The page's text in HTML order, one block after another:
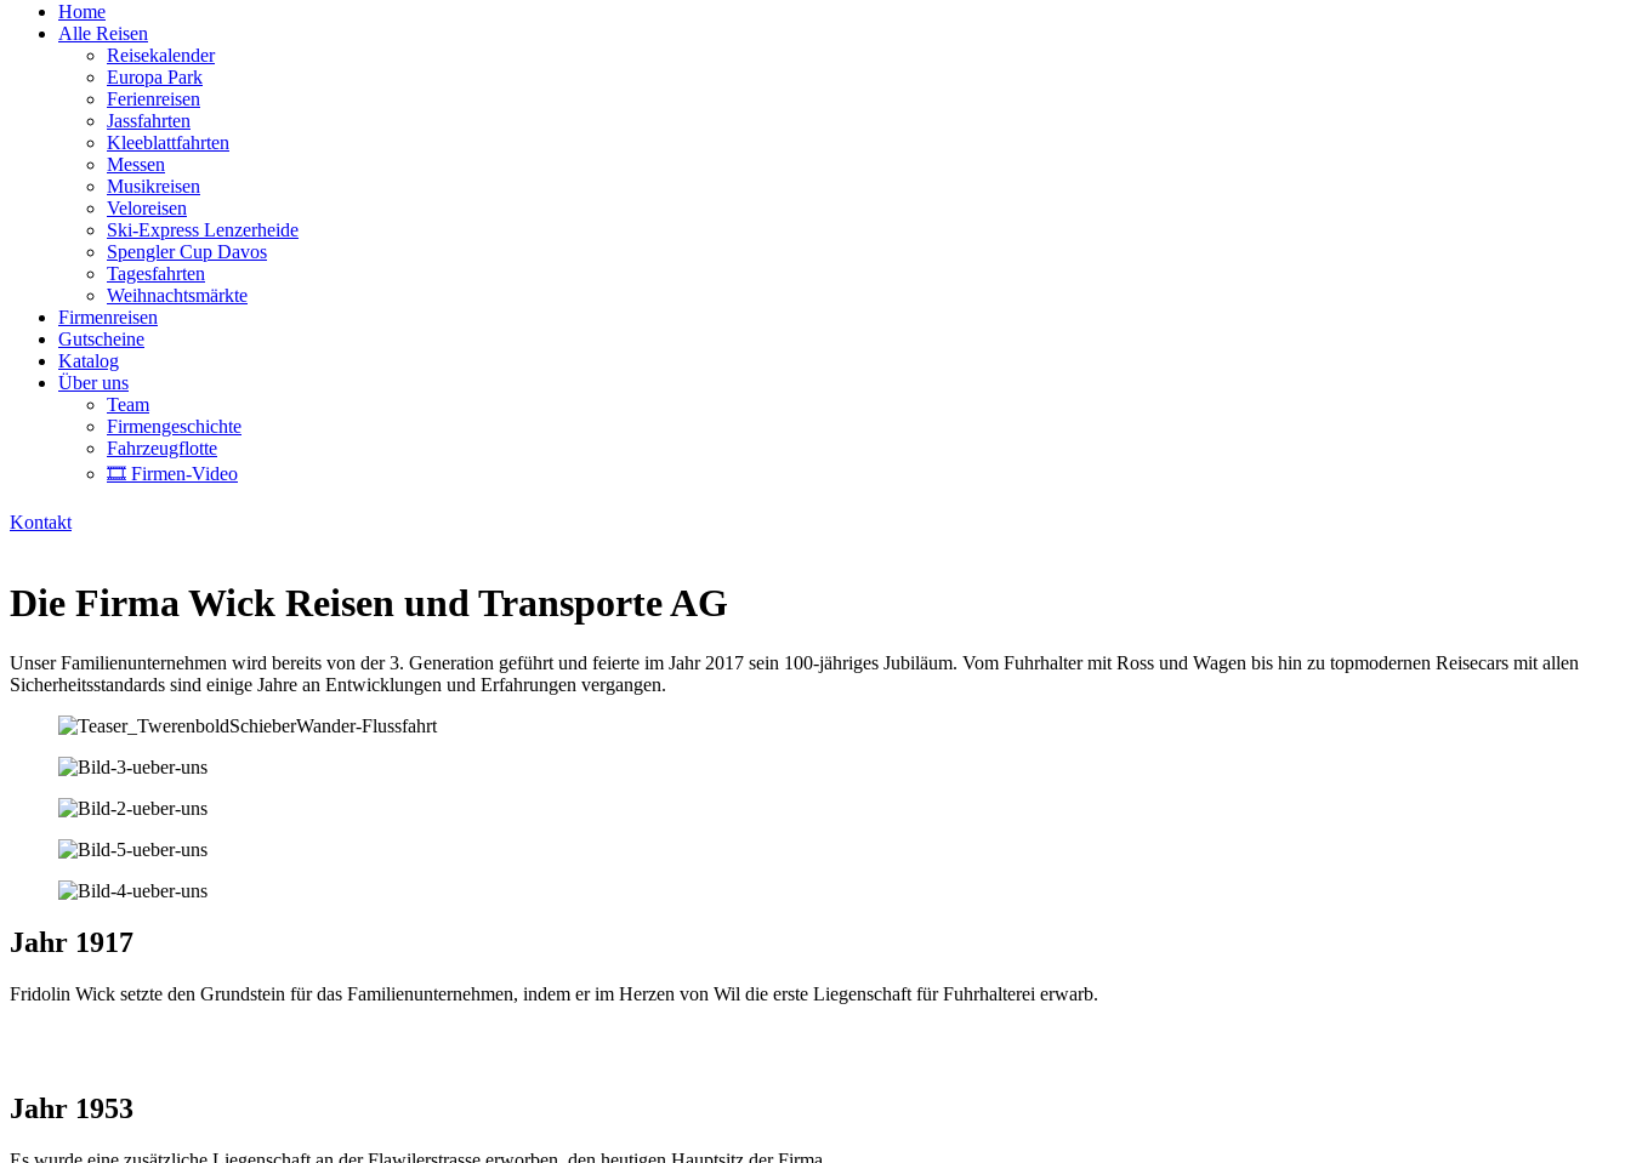
Home
Alle Reisen
Reisekalender
Europa Park
Ferienreisen
Jassfahrten
Kleeblattfahrten
Messen
Musikreisen
Veloreisen
Ski-Express Lenzerheide
Spengler Cup Davos
Tagesfahrten
Weihnachtsmärkte
Firmenreisen
Gutscheine
Katalog
Über uns
Team
Firmengeschichte
Fahrzeugflotte
🎞 Firmen-Video
Kontakt
Die Firma Wick Reisen und Transporte AG
Unser Familienunternehmen wird bereits von der 3. Generation geführt und feierte im Jahr 2017 sein 100-jähriges Jubiläum. Vom Fuhrhalter mit Ross und Wagen bis hin zu topmodernen Reisecars mit allen
Sicherheitsstandards sind einige Jahre an Entwicklungen und Erfahrungen vergangen.
Jahr 1917
Fridolin Wick setzte den Grundstein für das Familienunternehmen, indem er im Herzen von Wil die erste Liegenschaft für Fuhrhalterei erwarb.
Jahr 1953